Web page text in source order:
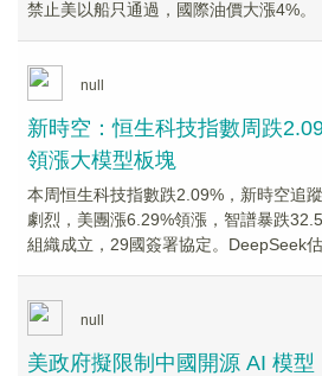
禁止美以船只通過，國際油價大漲4%。
null
新時空：恒生科技指數周跌
領漲大模型板塊
本周恒生科技指數跌2.09%，新時空追
劇烈，美團漲6.29%領漲，智譜暴跌
組織成立，29國簽署協定。DeepSeek估
null
美政府擬限制中國開源 AI 模